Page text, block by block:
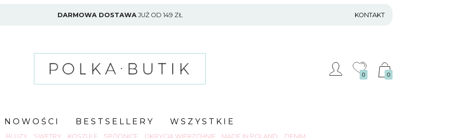
DARMOWA DOSTAWAJUŻ OD 149 ZŁ KONTAKT
0 0
NOWOŚCI BESTSELLERY WSZYSTKIE
BLUZY SWETRY KOSZULE SPÓDNICE OKRYCIA WIERZCHNIE MADE IN POLAND DENIM